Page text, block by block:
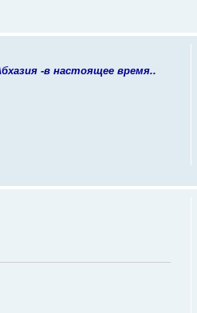
-в настоящее время..